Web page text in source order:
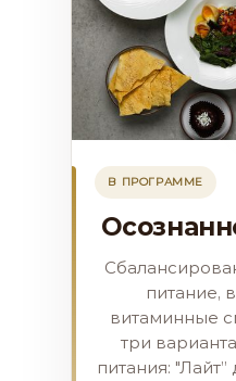
В ПРОГРАММЕ
питание,
витаминные
три
питания: